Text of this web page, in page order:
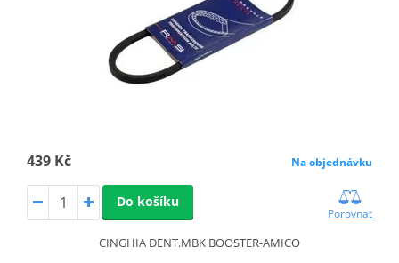
439 Kč Na objednávku
Do košíku
Porovnat
CINGHIA DENT.MBK BOOSTER-AMICO